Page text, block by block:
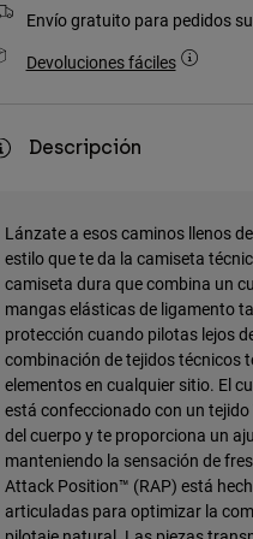
Envío gratuito para pedidos
Devoluciones fáciles
Descripción
Lánzate a esos caminos llenos
estilo que te da la camiseta
camiseta dura que combina un
mangas elásticas de ligamento
protección cuando pilotas lejos
combinación de tejidos técnicos
elementos en cualquier sitio. El
está confeccionado con un
del cuerpo y te proporciona un
manteniendo la sensación de
Attack Position™ (RAP) está
articuladas para optimizar la